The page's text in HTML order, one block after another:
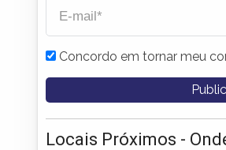
Concordo em tornar meu
Locais Próximos -